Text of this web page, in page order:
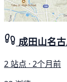
成田山名
2 站点 · 2个月前